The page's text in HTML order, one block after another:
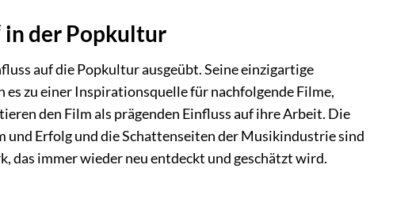
in der Popkultur
auf die Popkultur ausgeübt. Seine einzigartige
es zu einer Inspirationsquelle für nachfolgende Filme,
den Film als prägenden Einfluss auf ihre Arbeit. Die
und Erfolg und die Schattenseiten der Musikindustrie sind
das immer wieder neu entdeckt und geschätzt wird.